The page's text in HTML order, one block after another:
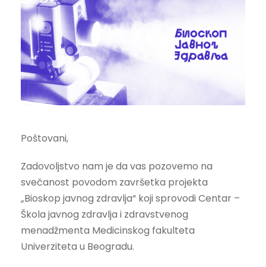
Poštovani,
Zadovoljstvo nam je da vas pozovemo na
svečanost povodom završetka projekta
„Bioskop javnog zdravlja“ koji sprovodi Centar –
Škola javnog zdravlja i zdravstvenog
menadžmenta Medicinskog fakulteta
Univerziteta u Beogradu.